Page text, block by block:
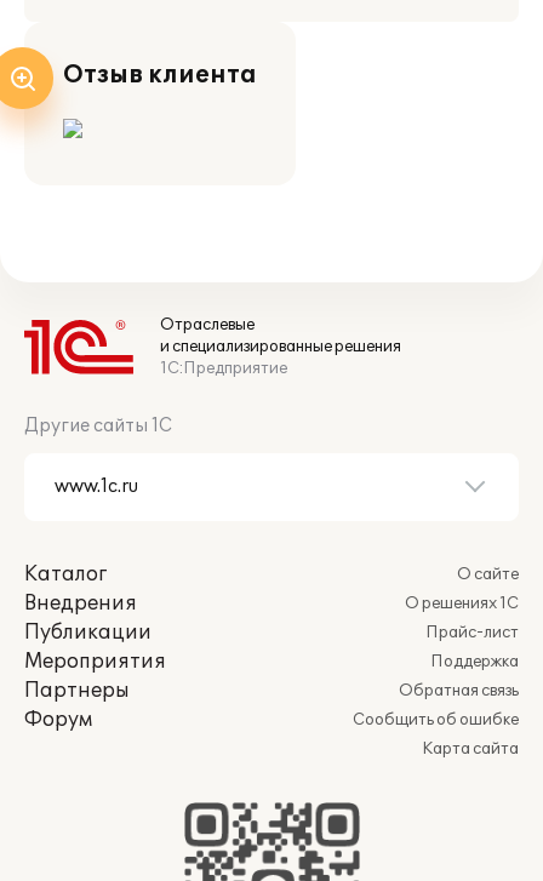
Отзыв клиента
Отраслевые
и специализированные решения
1С:Предприятие
Другие сайты 1С
Каталог
Внедрения
Публикации
Мероприятия
Партнеры
Форум
О сайте
О решениях 1С
Прайс-лист
Поддержка
Обратная связь
Сообщить об ошибке
Карта сайта